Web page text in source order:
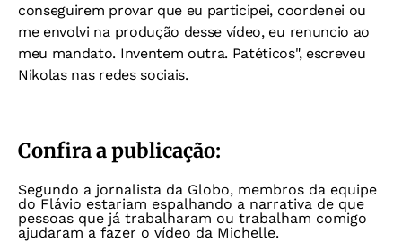
conseguirem provar que eu participei, coordenei ou
me envolvi na produção desse vídeo, eu renuncio ao
meu mandato. Inventem outra. Patéticos", escreveu
Nikolas nas redes sociais.
Confira a publicação:
Segundo a jornalista da Globo, membros da equipe
do Flávio estariam espalhando a narrativa de que
pessoas que já trabalharam ou trabalham comigo
ajudaram a fazer o vídeo da Michelle.